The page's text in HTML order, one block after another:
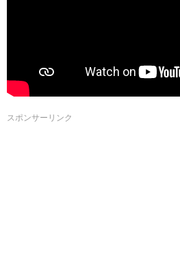
スポンサーリンク